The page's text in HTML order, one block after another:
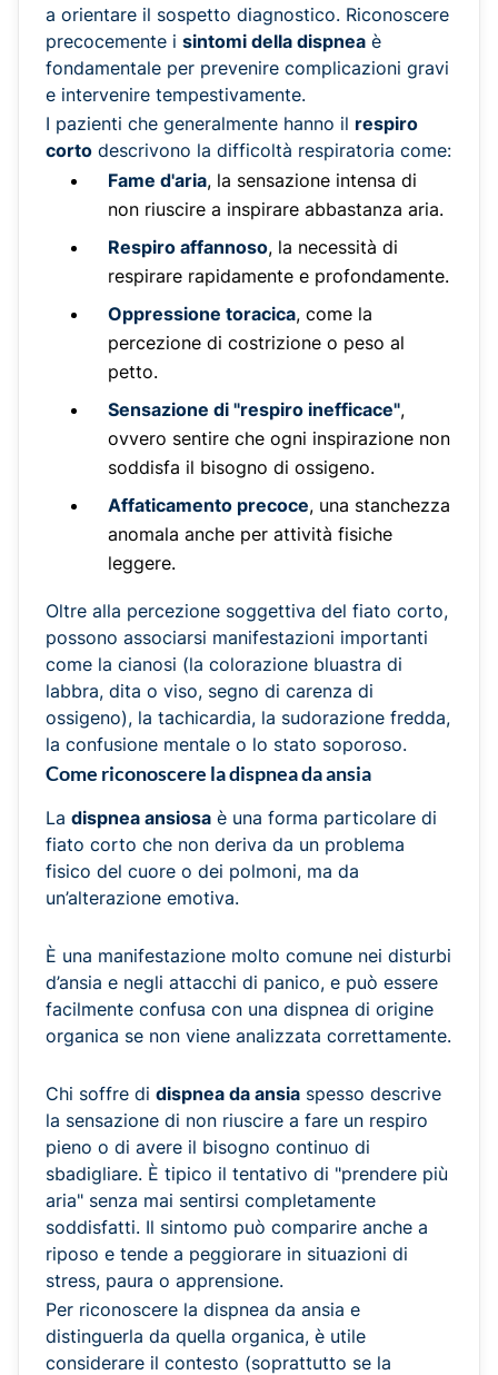
a orientare il sospetto diagnostico. Riconoscere
precocemente i sintomi della dispnea è
fondamentale per prevenire complicazioni gravi
e intervenire tempestivamente.
I pazienti che generalmente hanno il respiro
corto descrivono la difficoltà respiratoria come:
Fame d'aria, la sensazione intensa di
non riuscire a inspirare abbastanza aria.
Respiro affannoso, la necessità di
respirare rapidamente e profondamente.
Oppressione toracica, come la
percezione di costrizione o peso al
petto.
Sensazione di "respiro inefficace",
ovvero sentire che ogni inspirazione non
soddisfa il bisogno di ossigeno.
Affaticamento precoce, una stanchezza
anomala anche per attività fisiche
leggere.
Oltre alla percezione soggettiva del fiato corto,
possono associarsi manifestazioni importanti
come la cianosi (la colorazione bluastra di
labbra, dita o viso, segno di carenza di
ossigeno), la tachicardia, la sudorazione fredda,
la confusione mentale o lo stato soporoso.
Come riconoscere la dispnea da ansia
La dispnea ansiosa è una forma particolare di
fiato corto che non deriva da un problema
fisico del cuore o dei polmoni, ma da
un’alterazione emotiva.
È una manifestazione molto comune nei disturbi
d’ansia e negli attacchi di panico, e può essere
facilmente confusa con una dispnea di origine
organica se non viene analizzata correttamente.
Chi soffre di dispnea da ansia spesso descrive
la sensazione di non riuscire a fare un respiro
pieno o di avere il bisogno continuo di
sbadigliare. È tipico il tentativo di "prendere più
aria" senza mai sentirsi completamente
soddisfatti. Il sintomo può comparire anche a
riposo e tende a peggiorare in situazioni di
stress, paura o apprensione.
Per riconoscere la dispnea da ansia e
distinguerla da quella organica, è utile
considerare il contesto (soprattutto se la